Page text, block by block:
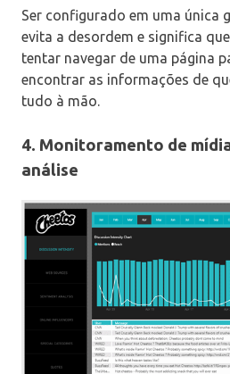
Ser configurado em uma única
evita a desordem e significa
tentar navegar de uma página
encontrar as informações de
tudo à mão.
4. Monitoramento de
análise